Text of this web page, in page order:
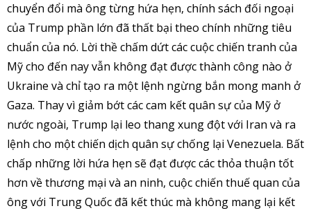
chuyển đổi mà ông từng hứa hẹn, chính sách đối ngoại
của Trump phần lớn đã thất bại theo chính những tiêu
chuẩn của nó. Lời thề chấm dứt các cuộc chiến tranh của
Mỹ cho đến nay vẫn không đạt được thành công nào ở
Ukraine và chỉ tạo ra một lệnh ngừng bắn mong manh ở
Gaza. Thay vì giảm bớt các cam kết quân sự của Mỹ ở
nước ngoài, Trump lại leo thang xung đột với Iran và ra
lệnh cho một chiến dịch quân sự chống lại Venezuela. Bất
chấp những lời hứa hẹn sẽ đạt được các thỏa thuận tốt
hơn về thương mại và an ninh, cuộc chiến thuế quan của
ông với Trung Quốc đã kết thúc mà không mang lại kết